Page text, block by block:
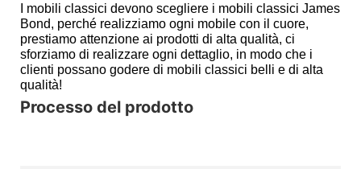
I mobili classici devono scegliere i mobili classici James
Bond, perché realizziamo ogni mobile con il cuore,
prestiamo attenzione ai prodotti di alta qualità, ci
sforziamo di realizzare ogni dettaglio, in modo che i
clienti possano godere di mobili classici belli e di alta
qualità!
Processo del prodotto